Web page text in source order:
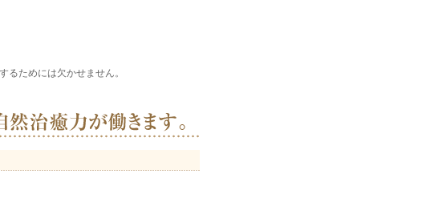
るためには欠かせません。